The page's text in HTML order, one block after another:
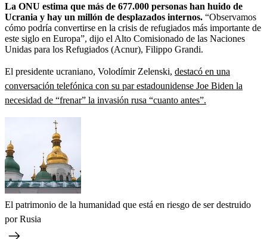
La ONU estima que más de 677.000 personas han huido de
Ucrania y hay un millón de desplazados internos. “Observamos
cómo podría convertirse en la crisis de refugiados más importante de
este siglo en Europa”, dijo el Alto Comisionado de las Naciones
Unidas para los Refugiados (Acnur), Filippo Grandi.
El presidente ucraniano, Volodímir Zelenski, destacó en una
conversación telefónica con su par estadounidense Joe Biden la
necesidad de “frenar” la invasión rusa “cuanto antes”.
El patrimonio de la humanidad que está en riesgo de ser destruido
por Rusia